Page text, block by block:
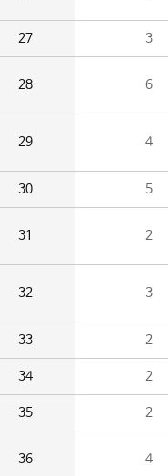
27 3
28 6
29 4
30 5
31 2
32 3
33 2
34 2
35 2
36 4